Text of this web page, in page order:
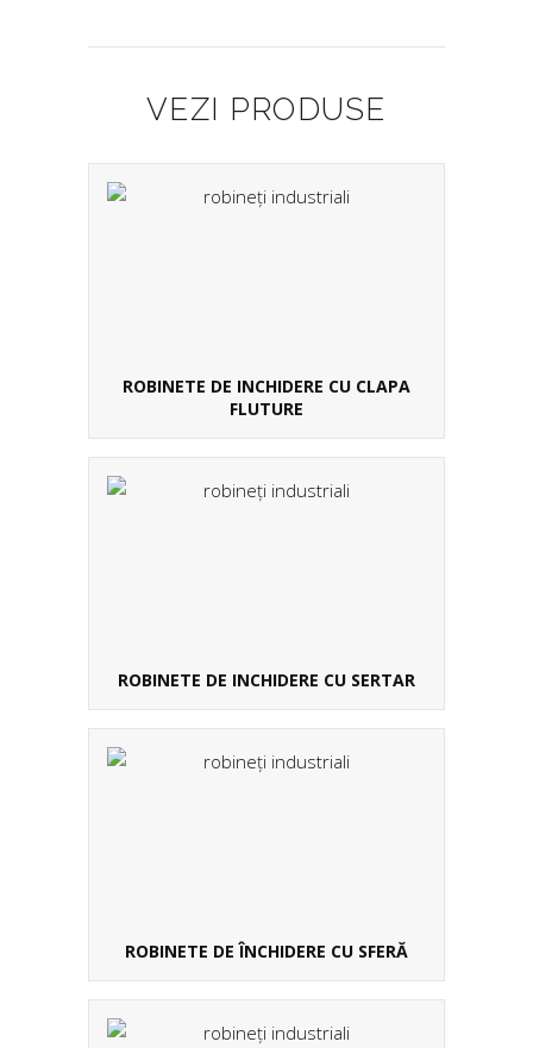
VEZI PRODUSE
ROBINETE DE INCHIDERE CU CLAPA
FLUTURE
ROBINETE DE INCHIDERE CU SERTAR
ROBINETE DE ÎNCHIDERE CU SFERĂ